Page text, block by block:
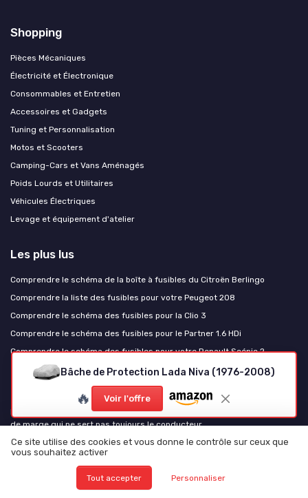
Bâche de Protection Lada Niva (1976-2008)
🔥 Voir l'offre
Shopping
Pièces Mécaniques
Électricité et Électronique
Consommables et Entretien
Accessoires et Gadgets
Tuning et Personnalisation
Motos et Scooters
Camping-Cars et Vans Aménagés
Poids Lourds et Utilitaires
Véhicules Électriques
Levage et équipement d'atelier
Les plus lus
Comprendre le schéma de la boîte à fusibles du Citroën Berlingo
Comprendre la liste des fusibles pour votre Peugeot 208
Comprendre le schéma des fusibles pour la Clio 3
Comprendre le schéma des fusibles pour le Partner 1.6 HDi
Comprendre le schéma des fusibles pour votre Renault Scénic 2
Les derniers articles
Pourquoi votre garagiste monte du Valeo plutôt que du LuK : la logique
de marge qui ne sert pas toujours le conducteur
Test ECO-WORTHY 12V/24V 20A : un chargeur polyvalent qui fait le job
sans chichis
Stop, mais pas éternelle
Ce site utilise des cookies et vous donne le contrôle sur ceux que
vous souhaitez activer
Tout accepter Personnaliser